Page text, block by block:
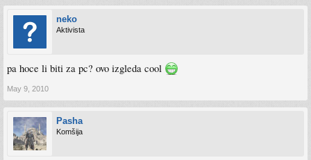
neko
Aktivista
pa hoce li biti za pc? ovo izgleda cool
May 9, 2010
Pasha
Komšija